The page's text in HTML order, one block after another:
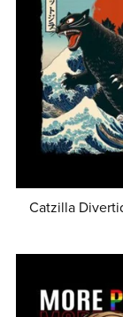
Catzilla